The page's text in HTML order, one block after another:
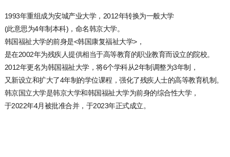
1993年重组成为安城产业大学，2012年转换为一般大学
(此意思为4年制本科)，命名韩京大学。
韩国福祉大学的前身是<韩国康复福祉大学>，
是在2002年为残疾人提供相当于高等教育的职业教育而设立的院校。
2012年更名为韩国福祉大学，将6个学科从2年制调整为3年制，
又新设立和扩大了4年制的学位课程，强化了残疾人士的高等教育机制。
韩京国立大学是韩京大学和韩国福祉大学为前身的综合性大学，
于2022年4月被批准合并，于2023年正式成立。